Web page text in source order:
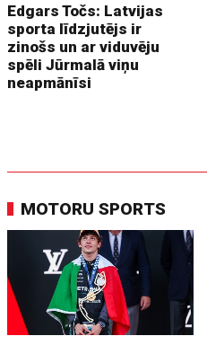
Edgars Točs: Latvijas
sporta līdzjutējs ir
zinošs un ar viduvēju
spēli Jūrmalā viņu
neapmānīsi
MOTORU SPORTS